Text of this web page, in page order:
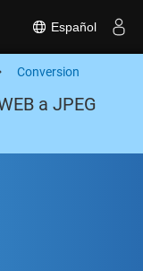
Español
Conversion
a JPEG